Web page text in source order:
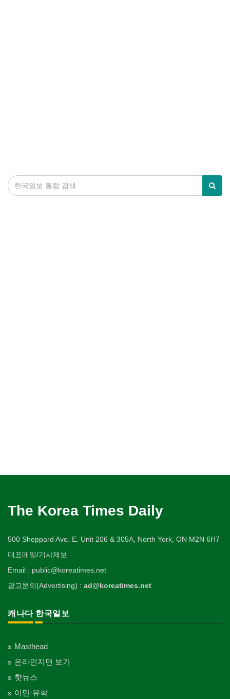
The Korea Times Daily
500 Sheppard Ave. E. Unit 206 & 305A, North York, ON M2N 6H7
대표메일/기사제보
Email : public@koreatimes.net
광고문의(Advertising) : ad@koreatimes.net
캐나다 한국일보
Masthead
온라인지면 보기
핫뉴스
이민·유학